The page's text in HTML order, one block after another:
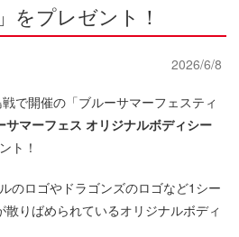
をプレゼント！
2026/6/8
で開催の「ブルーサマーフェスティ
サマーフェス オリジナルボディシー
ト！
のロゴやドラゴンズのロゴなど1シー
散りばめられているオリジナルボディ